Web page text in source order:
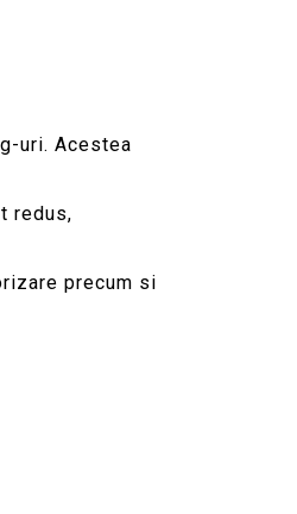
uri. Acestea
redus,
precum si